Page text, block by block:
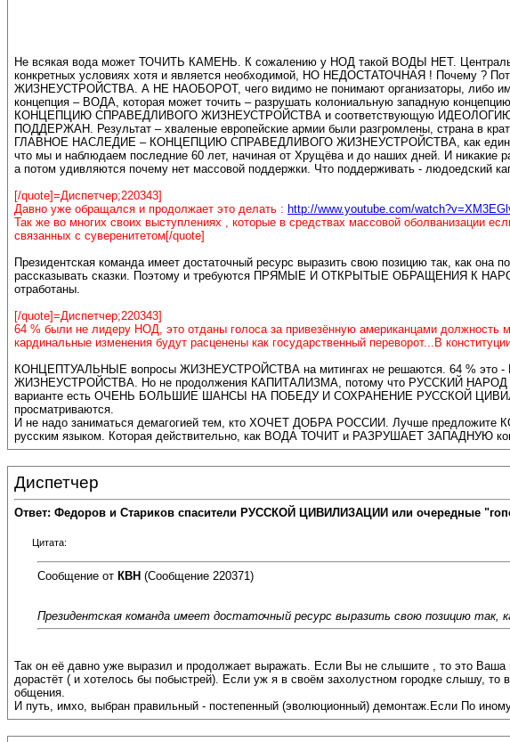
Не всякая вода может ТОЧИТЬ КАМЕНЬ. К сожалению у НОД такой ВОДЫ НЕТ.
конкретных условиях хотя и является необходимой, НО НЕДОСТАТОЧНАЯ ! Почему
ЖИЗНЕУСТРОЙСТВА. А НЕ НАОБОРОТ, чего видимо не понимают организаторы, либо
концепция – ВОДА, которая может точить – разрушать колониальную западную
КОНЦЕПЦИЮ СПРАВЕДЛИВОГО ЖИЗНЕУСТРОЙСТВА и соответствующую
ПОДДЕРЖАН. Результат – хваленые европейские армии были разгромлены, страна в
ГЛАВНОЕ НАСЛЕДИЕ – КОНЦЕПЦИЮ СПРАВЕДЛИВОГО ЖИЗНЕУСТРОЙСТВА, как
что мы и наблюдаем последние 60 лет, начиная от Хрущёва и до наших дней. И никакие
а потом удивляются почему нет массовой поддержки. Что поддерживать - людоедский
[/quote]=Диспетчер;220343]
Давно уже обращался и продолжает это делать : http://www.youtube.com/
Так же во многих своих выступлениях , которые в средствах массовой оболванизации
связанных с суверенитетом[/quote]
Президентская команда имеет достаточный ресурс выразить свою позицию так, как
рассказывать сказки. Поэтому и требуются ПРЯМЫЕ И ОТКРЫТЫЕ ОБРАЩЕНИЯ К
отработаны.
[/quote]=Диспетчер;220343]
64 % были не лидеру НОД, это отданы голоса за привезённую американцами
кардинальные изменения будут расценены как государственный переворот...В
КОНЦЕПТУАЛЬНЫЕ вопросы ЖИЗНЕУСТРОЙСТВА на митингах не решаются. 64 %
ЖИЗНЕУСТРОЙСТВА. Но не продолжения КАПИТАЛИЗМА, потому что РУССКИЙ НАРОД
варианте есть ОЧЕНЬ БОЛЬШИЕ ШАНСЫ НА ПОБЕДУ И СОХРАНЕНИЕ РУССКОЙ
просматриваются.
И не надо заниматься демагогией тем, кто ХОЧЕТ ДОБРА РОССИИ. Лучше
русским языком. Которая действительно, как ВОДА ТОЧИТ и РАЗРУШАЕТ
Диспетчер
Ответ: Федоров и Стариков спасители РУССКОЙ ЦИВИЛИЗАЦИИ или очередные
Цитата:
Сообщение от КВН (Сообщение 220371)
Президентская команда имеет достаточный ресурс выразить свою позицию так,
Так он её давно уже выразил и продолжает выражать. Если Вы не слышите , то это
дорастёт ( и хотелось бы побыстрей). Если уж я в своём захолустном городке слышу,
общения.
И путь, имхо, выбран правильный - постепенный (эволюционный) демонтаж.Если По